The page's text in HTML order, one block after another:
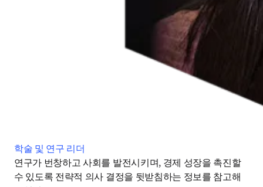
학술 및 연구 리더
연구가 번창하고 사회를 발전시키며, 경제 성장을 촉진할
수 있도록 전략적 의사 결정을 뒷받침하는 정보를 참고해